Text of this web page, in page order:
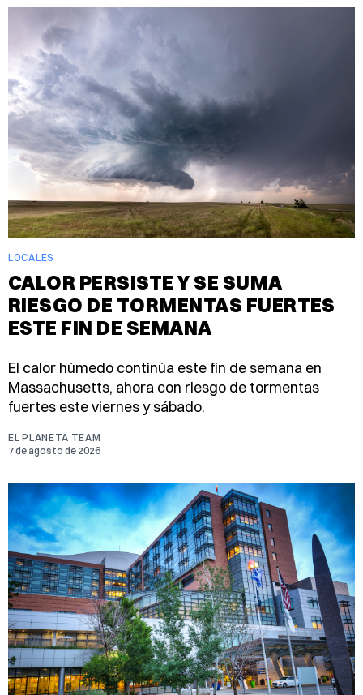
LOCALES
CALOR PERSISTE Y SE SUMA
RIESGO DE TORMENTAS FUERTES
ESTE FIN DE SEMANA
El calor húmedo continúa este fin de semana en
Massachusetts, ahora con riesgo de tormentas
fuertes este viernes y sábado.
EL PLANETA TEAM
7 de agosto de 2026